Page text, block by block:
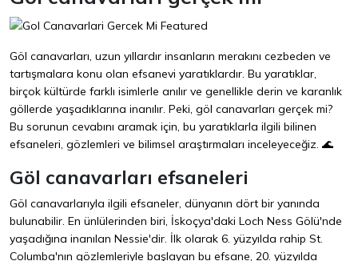
Göl canavarları, uzun yıllardır insanların merakını cezbeden ve
tartışmalara konu olan efsanevi yaratıklardır. Bu yaratıklar,
birçok kültürde farklı isimlerle anılır ve genellikle derin ve karanlık
göllerde yaşadıklarına inanılır. Peki, göl canavarları gerçek mi?
Bu sorunun cevabını aramak için, bu yaratıklarla ilgili bilinen
efsaneleri, gözlemleri ve bilimsel araştırmaları inceleyeceğiz. 🌊
Göl canavarları efsaneleri
Göl canavarlarıyla ilgili efsaneler, dünyanın dört bir yanında
bulunabilir. En ünlülerinden biri, İskoçya'daki Loch Ness Gölü'nde
yaşadığına inanılan Nessie'dir. İlk olarak 6. yüzyılda rahip St.
Columba'nın gözlemleriyle başlayan bu efsane, 20. yüzyılda